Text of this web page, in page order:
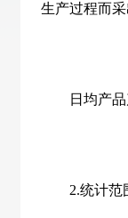
生产过程而采
日均产品产
2.统计范